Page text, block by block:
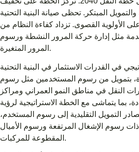
والتمويل المبتكر. تحظى صيانة البنية التحتية
على الأولوية القصوى. تزداد كفاءة النظام من
مثل إدارة حركة المرور النشطة ورسوم
المرور المتغيرة.
في القدرات الاستثمار في البنية التحتية
بتمويل من رسوم المستخدمين مثل رسوم
النقل في مناطق النمو العمراني ومراكز
بما يتماشى مع الخطة الاستراتيجية لرؤية
التمويل التقليدية إلى رسوم المستخدم،
رسوم الإشغال المرتفعة ورسوم الأميال
المقطوعة للمركبات.